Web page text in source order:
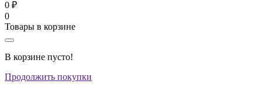
0 ₽
0
Товары в корзине
В корзине пусто!
Продолжить покупки